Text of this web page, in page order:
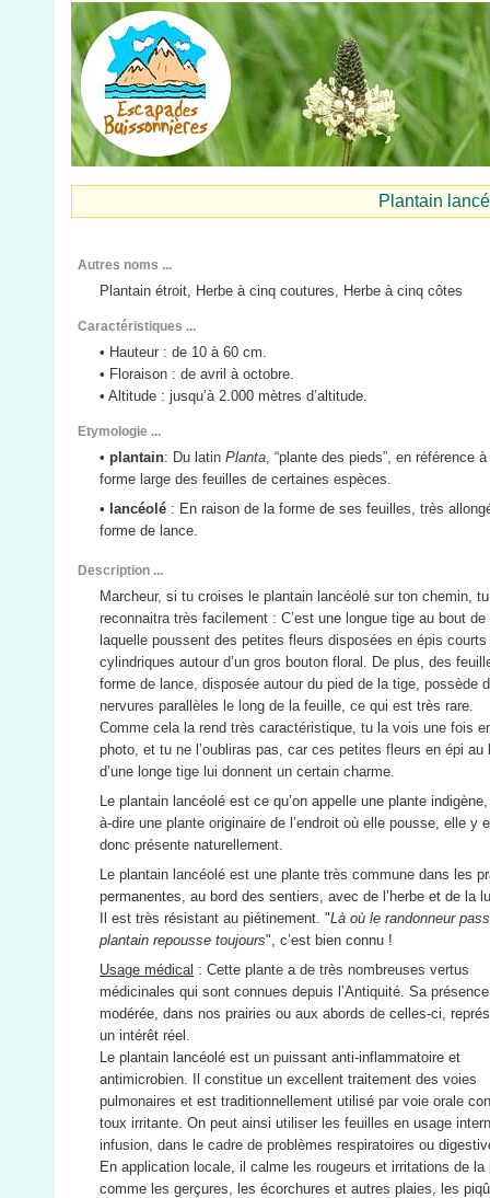
Plantain
Autres noms ...
Plantain étroit, Herbe à cinq coutures, Herbe à cinq côtes
Caractéristiques ...
• Hauteur : de 10 à 60 cm.
• Floraison : de avril à octobre.
• Altitude : jusqu’à 2.000 mètres d’altitude.
Etymologie ...
• plantain: Du latin Planta, “plante des pieds”, en référence à
forme large des feuilles de certaines espèces.
• lancéolé : En raison de la forme de ses feuilles, très
forme de lance.
Description ...
Marcheur, si tu croises le plantain lancéolé sur ton chemin,
reconnaitra très facilement : C’est une longue tige au bout de
laquelle poussent des petites fleurs disposées en épis courts
cylindriques autour d’un gros bouton floral. De plus, des
forme de lance, disposée autour du pied de la tige, possède
nervures parallèles le long de la feuille, ce qui est très rare.
Comme cela la rend très caractéristique, tu la vois une fois
photo, et tu ne l’oubliras pas, car ces petites fleurs en épi au
d’une longe tige lui donnent un certain charme.
Le plantain lancéolé est ce qu’on appelle une plante indigène,
à-dire une plante originaire de l’endroit où elle pousse, elle y
donc présente naturellement.
Le plantain lancéolé est une plante très commune dans les
permanentes, au bord des sentiers, avec de l’herbe et de la
Il est très résistant au piétinement. "Là où le randonneur
plantain repousse toujours", c’est bien connu !
Usage médical : Cette plante a de très nombreuses vertus
médicinales qui sont connues depuis l’Antiquité. Sa présence
modérée, dans nos prairies ou aux abords de celles-ci,
un intérêt réel.
Le plantain lancéolé est un puissant anti-inflammatoire et
antimicrobien. Il constitue un excellent traitement des voies
pulmonaires et est traditionnellement utilisé par voie orale
toux irritante. On peut ainsi utiliser les feuilles en usage
infusion, dans le cadre de problèmes respiratoires ou
En application locale, il calme les rougeurs et irritations de la
comme les gerçures, les écorchures et autres plaies, les